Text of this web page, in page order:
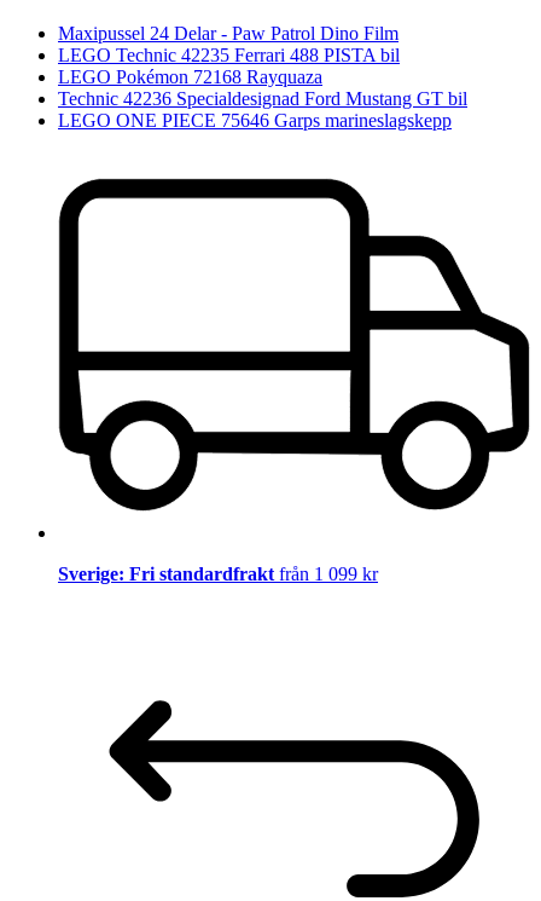
Maxipussel 24 Delar - Paw Patrol Dino Film
LEGO Technic 42235 Ferrari 488 PISTA bil
LEGO Pokémon 72168 Rayquaza
Technic 42236 Specialdesignad Ford Mustang GT bil
LEGO ONE PIECE 75646 Garps marineslagskepp
Sverige: Fri standardfrakt från 1 099 kr